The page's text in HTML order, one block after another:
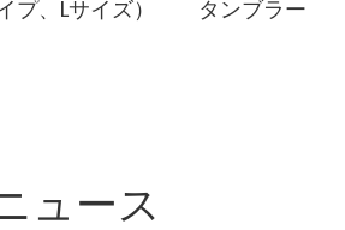
プ、Lサイズ）
タンブラー
ュース